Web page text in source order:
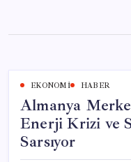
content
EKONOMI HABER
Almanya
Enerji Krizi ve
Sarsıyor